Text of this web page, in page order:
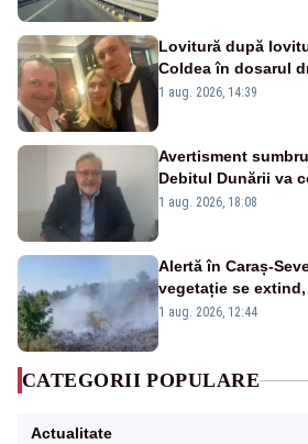
Lovitură după
Coldea în dosarul
Păcuraru explică
1 aug. 2026, 14:39
Avertisment
Debitul Dunării va
Cernavodă s-ar
1 aug. 2026, 18:08
Alertă în Caraș-
vegetație se
silvicultori se luptă
1 aug. 2026, 12:44
CATEGORII POPULARE
Actualitate